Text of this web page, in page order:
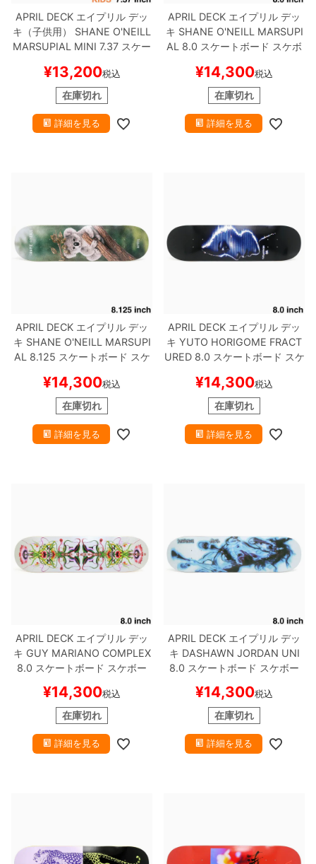
APRIL DECK エイプリル デッ
キ（子供用）
SHANE O'NEILL
MARSUPIAL MINI 7.37 スケー
¥13,200税込
在庫切れ
詳細を見る
APRIL DECK エイプリル デッ
キ SHANE O'NEILL MARSUPI
AL 8.0 スケートボード スケボ
¥14,300税込
在庫切れ
詳細を見る
APRIL DECK エイプリル デッ
キ SHANE O'NEILLMARSUPI
AL 8.125 スケートボード スケ
¥14,300税込
在庫切れ
詳細を見る
APRIL DECK エイプリル デッ
キ YUTO HORIGOME FRACT
URED 8.0 スケートボード スケ
¥14,300税込
在庫切れ
詳細を見る
APRIL DECK エイプリル デッ
キ GUY MARIANO COMPLEX
8.0 スケートボード スケボー
¥14,300税込
在庫切れ
詳細を見る
APRIL DECK エイプリル デッ
キ DASHAWN JORDAN UNI
8.0 スケートボード スケボー
¥14,300税込
在庫切れ
詳細を見る